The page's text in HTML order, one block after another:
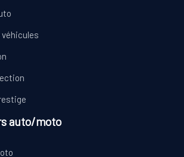
véhicules
auto/moto